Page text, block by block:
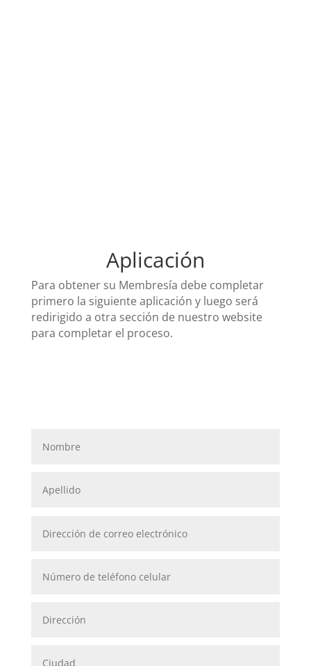
Aplicación
Para obtener su Membresía debe completar
primero la siguiente aplicación y luego será
redirigido a otra sección de nuestro website
para completar el proceso.